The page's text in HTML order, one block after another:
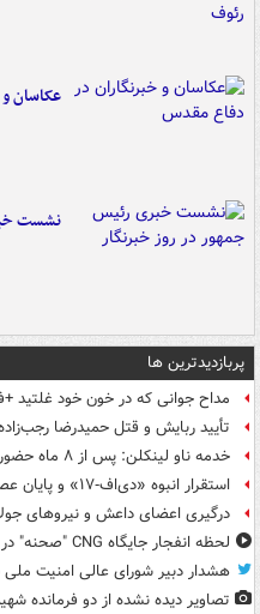
عکاسان
نشست
پربازدیدترین ها
مداح جوانی که در خون خود غلتید
تأیید ربایش و قتل حمیدرضا
خدمه ناو لینکلن: پس از ۸ ماه حضور در دریا خسته و درمانده‌ شدیم
استقرار انبوه «دی‌اف‑۱۷» و پایان عصر پدافند آمریکا +عکس
درگیری اعضای داعش و نیروهای
لحظه انفجار جایگاه CNG "صحنه" در دوربین مداربسته
هشدار دبیر شورای عالی امنیت ملی
تصاویر دیده‌ نشده از دو فرمانده